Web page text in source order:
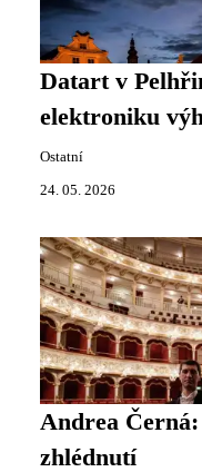
Datart v
elektroniku
Ostatní
24. 05. 2026
Andrea
zhlédnutí